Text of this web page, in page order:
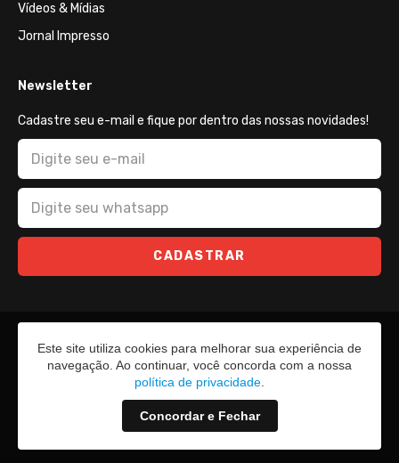
Vídeos & Mídias
Jornal Impresso
Newsletter
Cadastre seu e-mail e fique por dentro das nossas novidades!
CADASTRAR
Este site utiliza cookies para melhorar sua experiência de
navegação. Ao continuar, você concorda com a nossa
política de privacidade
Concordar e Fechar